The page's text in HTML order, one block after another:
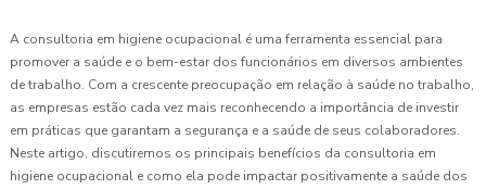
A consultoria em higiene ocupacional é uma ferramenta essencial para
promover a saúde e o bem-estar dos funcionários em diversos ambientes
de trabalho. Com a crescente preocupação em relação à saúde no trabalho,
as empresas estão cada vez mais reconhecendo a importância de investir
em práticas que garantam a segurança e a saúde de seus colaboradores.
Neste artigo, discutiremos os principais benefícios da consultoria em
higiene ocupacional e como ela pode impactar positivamente a saúde dos